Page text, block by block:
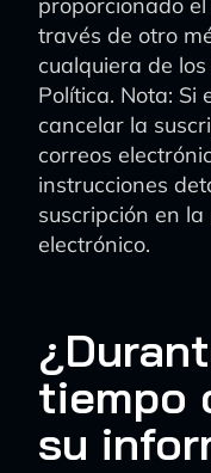
través de otro
cualquiera de
Política. Nota: Si
cancelar la
correos
instrucciones
suscripción en
electrónico.
tiempo
su